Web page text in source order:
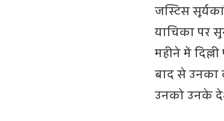
जस्टिस
याचिका पर
महीने में
बाद से उनका
उनको उनके देश